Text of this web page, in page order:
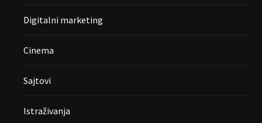
Digitalni marketing
Cinema
Sajtovi
Istraživanja